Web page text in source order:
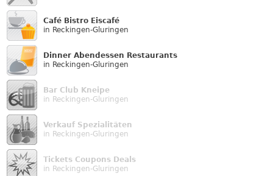
Café Bistro Eiscafé
in Reckingen-Gluringen
Dinner Abendessen Restaurants
in Reckingen-Gluringen
Bar Club Kneipe
in Reckingen-Gluringen
Verkauf Speziali­täten
in Reckingen-Gluringen
Tickets Coupons Deals
in Reckingen-Gluringen